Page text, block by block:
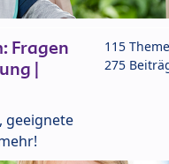
Fragen
|
geeignete
115
275